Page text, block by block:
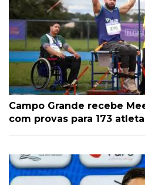
Campo Grande recebe
com provas para 173